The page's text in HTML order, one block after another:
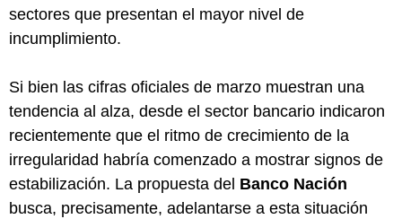
sectores que presentan el mayor nivel de
incumplimiento.
Si bien las cifras oficiales de marzo muestran una
tendencia al alza, desde el sector bancario indicaron
recientemente que el ritmo de crecimiento de la
irregularidad habría comenzado a mostrar signos de
estabilización. La propuesta del Banco Nación
busca, precisamente, adelantarse a esta situación